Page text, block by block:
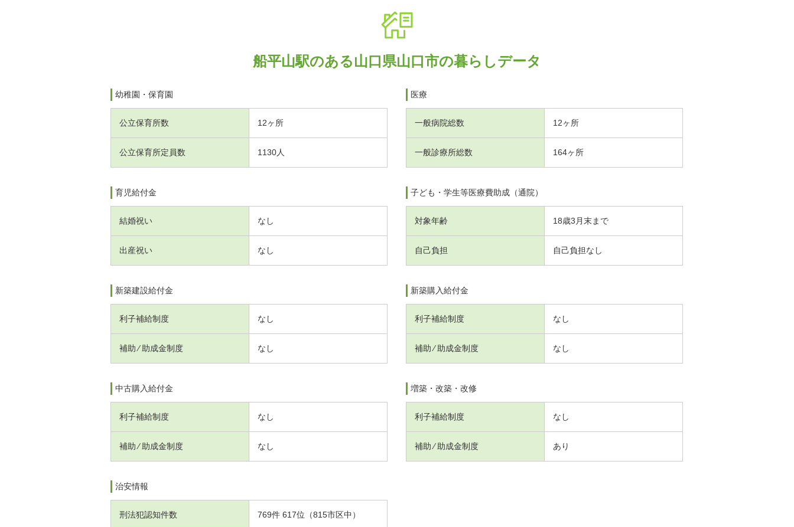
船平山駅のある山口県山口市の暮らしデータ
幼稚園・保育園
公立保育所数 12ヶ所
公立保育所定員数 1130人
医療
一般病院総数 12ヶ所
一般診療所総数 164ヶ所
育児給付金
結婚祝い なし
出産祝い なし
子ども・学生等医療費助成（通院）
対象年齢 18歳3月末まで
自己負担 自己負担なし
新築建設給付金
利子補給制度 なし
補助 ⁄ 助成金制度 なし
新築購入給付金
利子補給制度 なし
補助 ⁄ 助成金制度 なし
中古購入給付金
利子補給制度 なし
補助 ⁄ 助成金制度 なし
増築・改築・改修
利子補給制度 なし
補助 ⁄ 助成金制度 あり
治安情報
刑法犯認知件数 769件 617位（815市区中）